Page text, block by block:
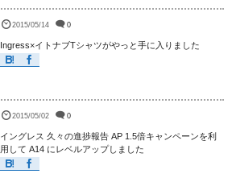
2015/05/14 0
Ingress×イトナブTシャツがやっと手に入りました
2015/05/02 0
イングレス 久々の進捗報告 AP 1.5倍キャンペーンを利
用して A14 にレベルアップしました